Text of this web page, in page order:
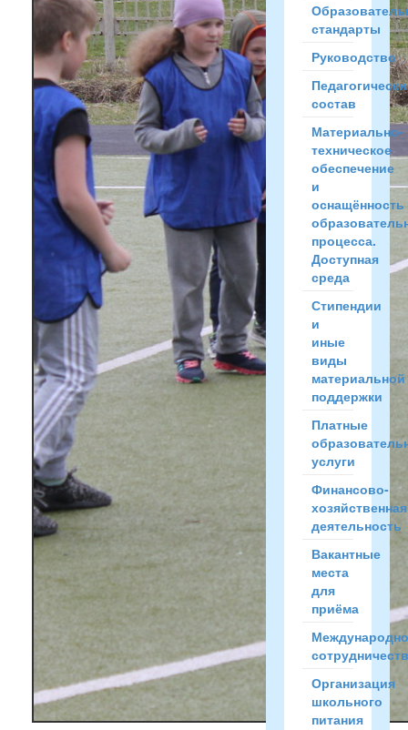
стандарты
Руководство
состав
Материально-
техническое
обеспечение
и
оснащённость
процесса.
Доступная
среда
Стипендии
и
иные
виды
материальной
поддержки
Платные
услуги
Финансово-
хозяйственная
деятельность
Вакантные
места
для
приёма
Организация
школьного
питания